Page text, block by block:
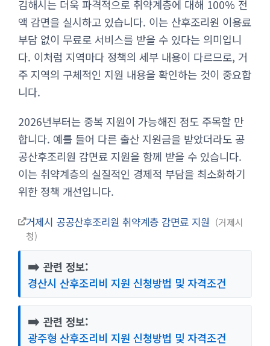
김해시는 더욱 파격적으로 취약계층에 대해 100% 전
액 감면을 실시하고 있습니다. 이는 산후조리원 이용료
부담 없이 무료로 서비스를 받을 수 있다는 의미입니
다. 이처럼 지역마다 정책의 세부 내용이 다르므로, 거
주 지역의 구체적인 지원 내용을 확인하는 것이 중요합
니다.
2026년부터는 중복 지원이 가능해진 점도 주목할 만
합니다. 예를 들어 다른 출산 지원금을 받았더라도 공
공산후조리원 감면료 지원을 함께 받을 수 있습니다.
이는 취약계층의 실질적인 경제적 부담을 최소화하기
위한 정책 개선입니다.
거제시 공공산후조리원 취약계층 감면료 지원
거제시
청
➡️ 관련 정보:
경산시 산후조리비 지원 신청방법 및 자격조건
➡️ 관련 정보:
광주형 산후조리비 지원 신청방법 및 자격조건